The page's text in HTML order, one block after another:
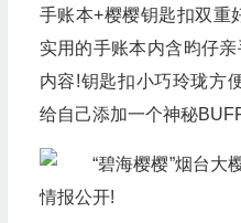
手账本+樱樱钥匙扣双重
实用的手账本内含昀仔
内容!钥匙扣小巧玲珑方
给自己添加一个神秘